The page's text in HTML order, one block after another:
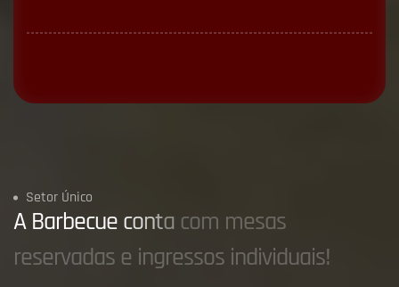
Setor Único
A Barbecueconta com mesas
reservadas e ingressos individuais!